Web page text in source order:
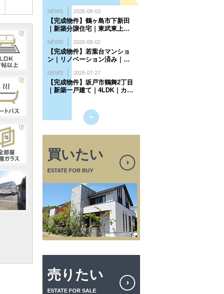
買いたい
ESTATE FOR BUY
売りたい
ESTATE FOR SALE